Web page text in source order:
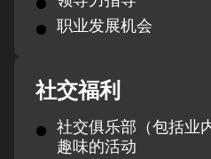
职业发展机会
社交福利
社交俱乐部（包括业
趣味的活动